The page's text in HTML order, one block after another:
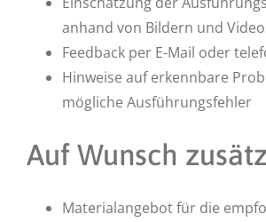
anhand von Bildern und
Feedback per E-Mail oder
Hinweise auf erkennbare
mögliche Ausführungsfehler
Auf Wunsch
Materialangebot für die